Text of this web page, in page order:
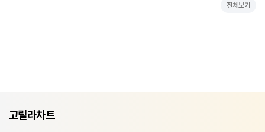
전체보기
고릴라차트